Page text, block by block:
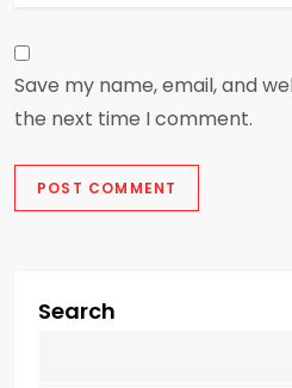
Save my name, email, and
the next time I comment.
Search